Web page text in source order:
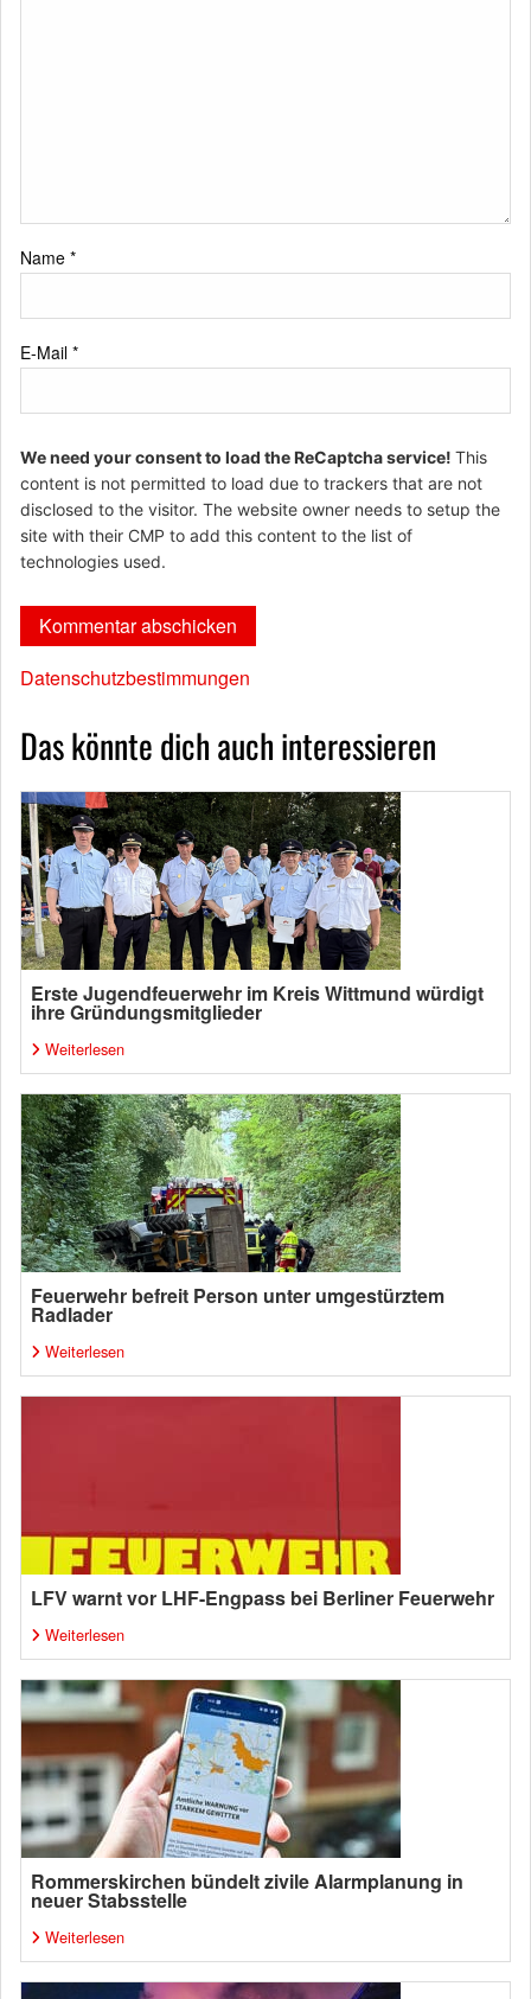
Name *
E-Mail *
We need your consent to load the ReCaptcha service! This
content is not permitted to load due to trackers that are not
disclosed to the visitor. The website owner needs to setup the
site with their CMP to add this content to the list of
technologies used.
Datenschutzbestimmungen
Das könnte dich auch interessieren
Erste Jugendfeuerwehr im Kreis Wittmund würdigt
ihre Gründungsmitglieder
Weiterlesen
Feuerwehr befreit Person unter umgestürztem
Radlader
Weiterlesen
LFV warnt vor LHF-Engpass bei Berliner Feuerwehr
Weiterlesen
Rommerskirchen bündelt zivile Alarmplanung in
neuer Stabsstelle
Weiterlesen